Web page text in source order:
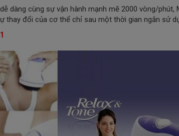
dàng cùng sự vận hành mạnh mẽ 2000 vòng/phút,
thay đổi của cơ thể chỉ sau một thời gian ngắn sử